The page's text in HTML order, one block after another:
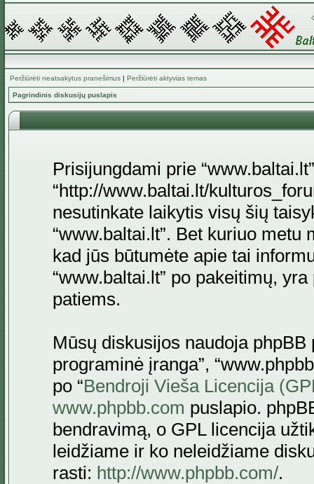
Peržiūrėti neatsakytus pranešimus | Peržiūrėti aktyvias temas
Pagrindinis diskusijų puslapis
Prisijungdami prie
“http://www.baltai.lt/
nesutinkate laikytis visų šių
“www.baltai.lt”. Bet kuriuo
kad jūs būtumėte apie tai
“www.baltai.lt” po pakeitimų,
patiems.
Mūsų diskusijos naudoja phpBB
programinė įranga”,
po “Bendroji Vieša Licencija
www.phpbb.com puslapio.
bendravimą, o GPL licencija
leidžiame ir ko neleidžiame
rasti: http://www.phpbb.com/.